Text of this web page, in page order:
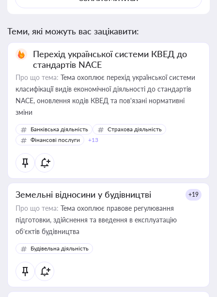
Теми, які можуть вас зацікавити:
Перехід української системи КВЕД до
стандартів NACE
Про що тема: Тема охоплює перехід української системи
класифікації видів економічної діяльності до стандартів
NACE, оновлення кодів КВЕД та пов'язані нормативні
зміни
Банківська діяльність
Страхова діяльність
Фінансові послуги
+13
Земельні відносини у будівництві +19
Про що тема: Тема охоплює правове регулювання
підготовки, здійснення та введення в експлуатацію
об’єктів будівництва
Будівельна діяльність